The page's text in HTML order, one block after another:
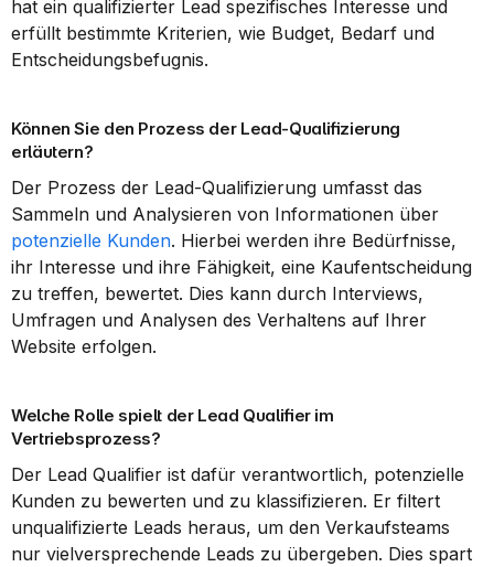
hat ein qualifizierter Lead spezifisches Interesse und
erfüllt bestimmte Kriterien, wie Budget, Bedarf und
Entscheidungsbefugnis.
Können Sie den Prozess der Lead-Qualifizierung
erläutern?
Der Prozess der Lead-Qualifizierung umfasst das
potenzielle Kunden. Hierbei werden ihre Bedürfnisse,
ihr Interesse und ihre Fähigkeit, eine Kaufentscheidung
zu treffen, bewertet. Dies kann durch Interviews,
Umfragen und Analysen des Verhaltens auf Ihrer
Website erfolgen.
Welche Rolle spielt der Lead Qualifier im
Vertriebsprozess?
Der Lead Qualifier ist dafür verantwortlich, potenzielle
Kunden zu bewerten und zu klassifizieren. Er filtert
unqualifizierte Leads heraus, um den Verkaufsteams
nur vielversprechende Leads zu übergeben. Dies spart